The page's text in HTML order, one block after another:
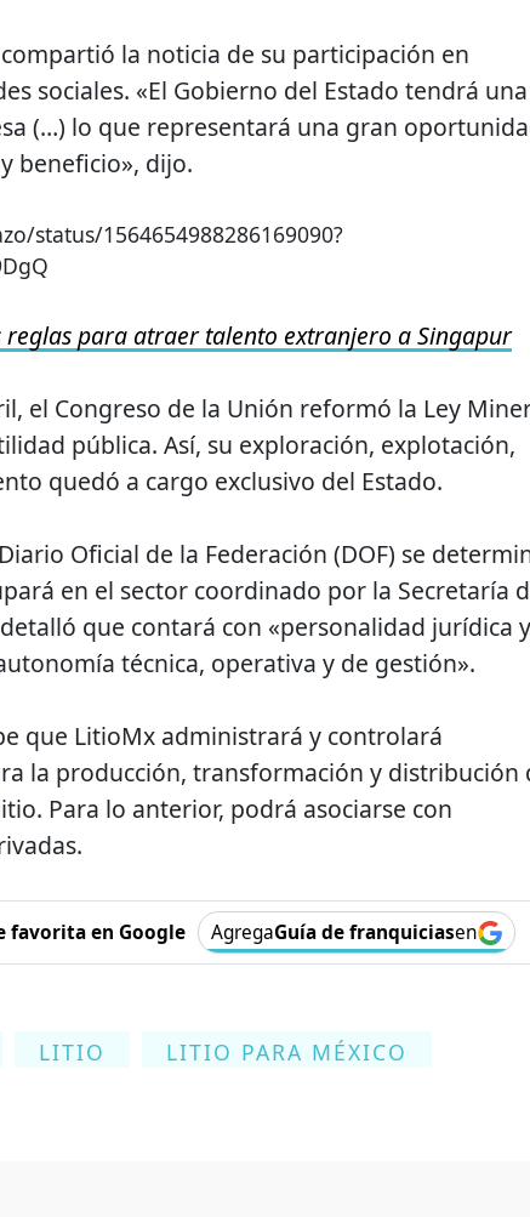
la noticia de su participación en
sociales. «El Gobierno del Estado tendrá una
(…) lo que representará una gran
beneficio», dijo.
status/1564654988286169090?
reglas para atraer talento extranjero a Singapur
el Congreso de la Unión reformó la Ley
pública. Así, su exploración, explotación,
quedó a cargo exclusivo del Estado.
Oficial de la Federación (DOF) se
en el sector coordinado por la Secretaría
que contará con «personalidad jurídica y
técnica, operativa y de gestión».
que LitioMx administrará y controlará
la producción, transformación y distribución
Para lo anterior, podrá asociarse con
favorita en Google AgregaGuía de franquiciasen
LITIO
LITIO PARA MÉXICO